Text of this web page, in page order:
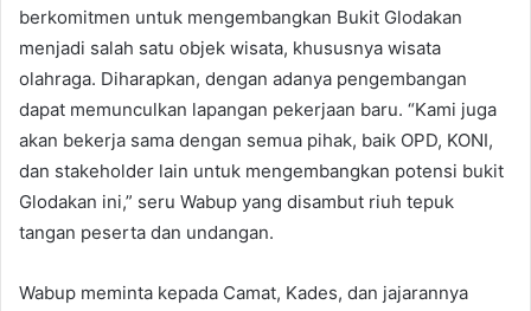
berkomitmen untuk mengembangkan Bukit Glodakan
menjadi salah satu objek wisata, khususnya wisata
olahraga. Diharapkan, dengan adanya pengembangan
dapat memunculkan lapangan pekerjaan baru. “Kami juga
akan bekerja sama dengan semua pihak, baik OPD, KONI,
dan stakeholder lain untuk mengembangkan potensi bukit
Glodakan ini,” seru Wabup yang disambut riuh tepuk
tangan peserta dan undangan.
Wabup meminta kepada Camat, Kades, dan jajarannya